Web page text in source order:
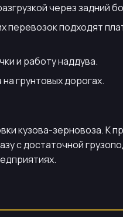
через задний
перевозок подходят
и работу наддува.
грунтовых дорогах.
кузова-зерновоза. К
с достаточной